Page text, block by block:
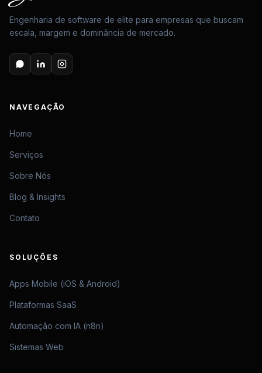
Engenharia de software de elite para empresas que buscam
escala, margem e dominância de mercado.
NAVEGAÇÃO
Home
Serviços
Sobre Nós
Blog & Insights
Contato
SOLUÇÕES
Apps Mobile (iOS & Android)
Plataformas SaaS
Automação com IA (n8n)
Sistemas Web